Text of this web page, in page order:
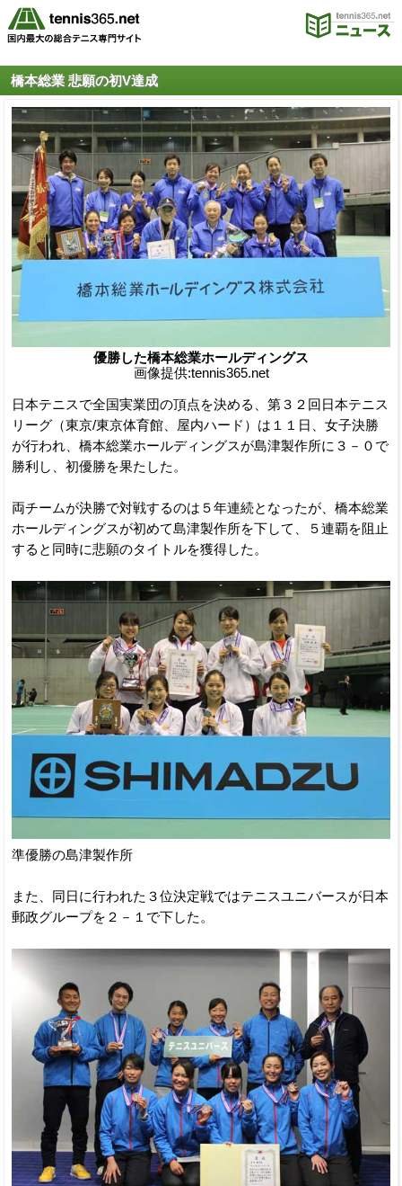
橋本総業 悲願の初V達成
優勝した橋本総業ホールディングス
画像提供:tennis365.net
日本テニスで全国実業団の頂点を決める、第３２回日本テニス
リーグ（東京/東京体育館、屋内ハード）は１１日、女子決勝
が行われ、橋本総業ホールディングスが島津製作所に３－０で
勝利し、初優勝を果たした。
両チームが決勝で対戦するのは５年連続となったが、橋本総業
ホールディングスが初めて島津製作所を下して、５連覇を阻止
すると同時に悲願のタイトルを獲得した。
準優勝の島津製作所
また、同日に行われた３位決定戦ではテニスユニバースが日本
郵政グループを２－１で下した。